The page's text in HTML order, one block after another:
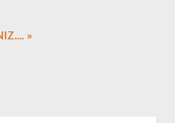
okuyabileceğim
sınırlı zamana
»